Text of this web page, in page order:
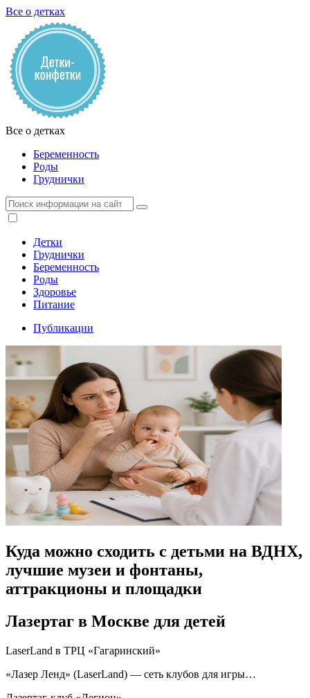
Все о детках
Все о детках
Беременность
Роды
Груднички
Детки
Груднички
Беременность
Роды
Здоровье
Питание
Публикации
Куда можно сходить с детьми на ВДНХ,
лучшие музеи и фонтаны,
аттракционы и площадки
Лазертаг в Москве для детей
LaserLand в ТРЦ «Гагаринский»
«Лазер Ленд» (LaserLand) — сеть клубов для игры…